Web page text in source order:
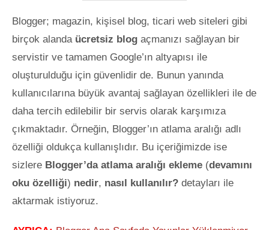
Blogger; magazin, kişisel blog, ticari web siteleri gibi
birçok alanda ücretsiz blog açmanızı sağlayan bir
servistir ve tamamen Google’ın altyapısı ile
oluşturulduğu için güvenlidir de. Bunun yanında
kullanıcılarına büyük avantaj sağlayan özellikleri ile de
daha tercih edilebilir bir servis olarak karşımıza
çıkmaktadır. Örneğin, Blogger’ın atlama aralığı adlı
özelliği oldukça kullanışlıdır. Bu içeriğimizde ise
sizlere Blogger’da atlama aralığı ekleme (devamını
oku özelliği) nedir, nasıl kullanılır? detayları ile
aktarmak istiyoruz.